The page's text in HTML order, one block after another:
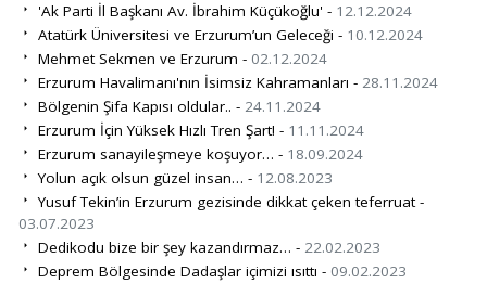
'Ak Parti İl Başkanı Av. İbrahim Küçükoğlu' - 12.12.2024
Atatürk Üniversitesi ve Erzurum’un Geleceği - 10.12.2024
Mehmet Sekmen ve Erzurum - 02.12.2024
Erzurum Havalimanı'nın İsimsiz Kahramanları - 28.11.2024
Bölgenin Şifa Kapısı oldular.. - 24.11.2024
Erzurum İçin Yüksek Hızlı Tren Şart! - 11.11.2024
Erzurum sanayileşmeye koşuyor… - 18.09.2024
Yolun açık olsun güzel insan… - 12.08.2023
Yusuf Tekin’in Erzurum gezisinde dikkat çeken teferruat -
03.07.2023
Dedikodu bize bir şey kazandırmaz… - 22.02.2023
Deprem Bölgesinde Dadaşlar içimizi ısıttı - 09.02.2023